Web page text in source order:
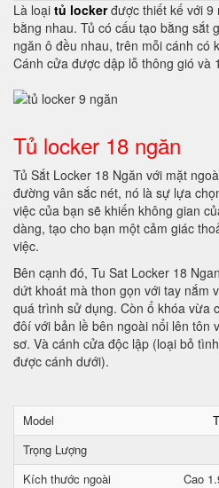
Là loại tủ lockerđược thiết kế với 9
bằng nhau. Tủ có cấu tạo bằng sắt
ngăn ô đều nhau, trên mỗi cánh có
Cánh cửa được dập lỗ thông gió và
Tủ locker 18 ngăn
Tủ Sắt Locker 18 Ngăn với mặt
đường vân sắc nét, nó là sự lựa
việc của bạn sẽ khiến không gian
dàng, tạo cho bạn một cảm giác
việc.
Bên cạnh đó, Tu Sat Locker 18
dứt khoát mà thon gọn với tay nắm
quá trình sử dụng. Còn ổ khóa vừa
đôí với bản lề bên ngoài nổi lên tôn
sơ. Và cánh cửa độc lập (loại bỏ
được cánh dưới).
Model
Trọng Lượng
Kích thước ngoài
Cao